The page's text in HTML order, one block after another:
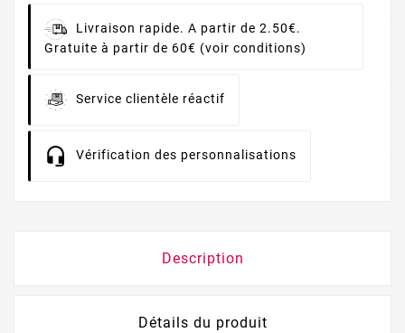
Livraison rapide. A partir de 2.50€.
Gratuite à partir de 60€ (voir conditions)
Service clientèle réactif
Vérification des personnalisations
Description
Détails du produit